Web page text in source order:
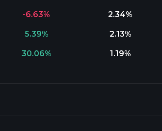
-6.63% 2.34%
5.39% 2.13%
30.06% 1.19%